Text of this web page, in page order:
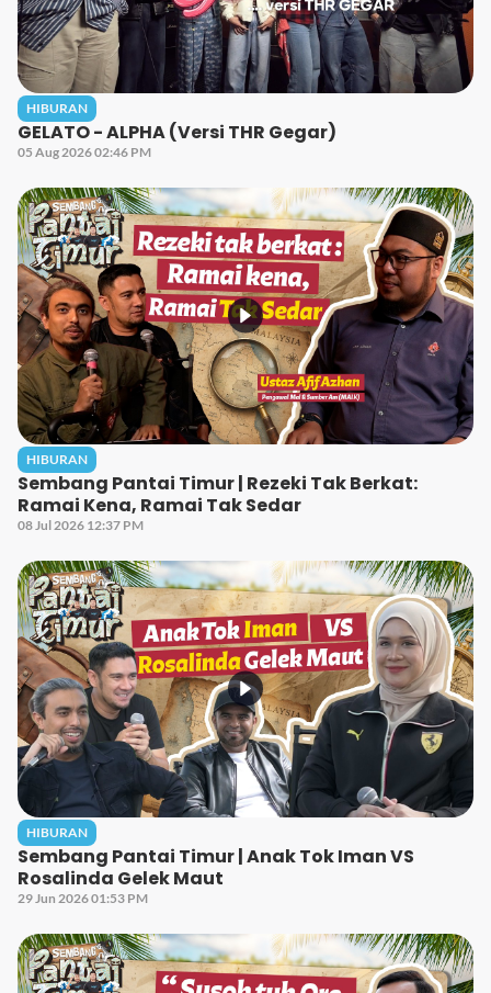
HIBURAN
GELATO - ALPHA (Versi THR Gegar)
05 Aug 2026 02:46 PM
HIBURAN
Sembang Pantai Timur | Rezeki Tak Berkat:
Ramai Kena, Ramai Tak Sedar
08 Jul 2026 12:37 PM
HIBURAN
Sembang Pantai Timur | Anak Tok Iman VS
Rosalinda Gelek Maut
29 Jun 2026 01:53 PM